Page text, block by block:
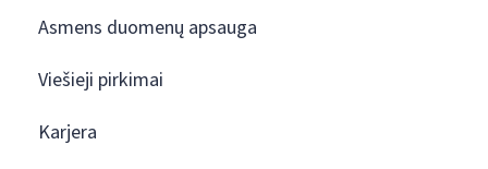
Asmens duomenų apsauga
Viešieji pirkimai
Karjera